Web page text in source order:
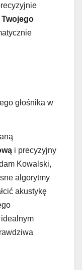
głośnika w
i precyzyjny
Kowalski,
algorytmy
akustykę